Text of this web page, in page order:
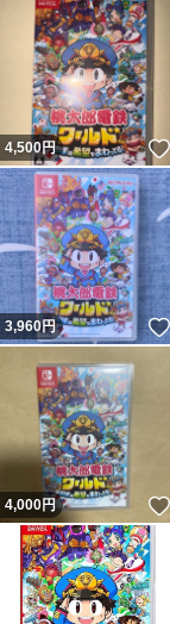
4,500円
3,960円
4,000円